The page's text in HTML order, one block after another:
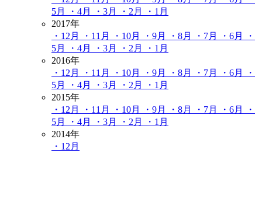
5月
・4月 ・3月 ・2月
・1月
2017年
・12月
・11月 ・10月 ・9月 ・8月 ・7月 ・6月
・
5月
・4月 ・3月 ・2月
・1月
2016年
・12月
・11月 ・10月 ・9月 ・8月 ・7月 ・6月
・
5月
・4月 ・3月 ・2月
・1月
2015年
・12月
・11月 ・10月 ・9月 ・8月 ・7月 ・6月
・
5月
・4月 ・3月 ・2月
・1月
2014年
・12月